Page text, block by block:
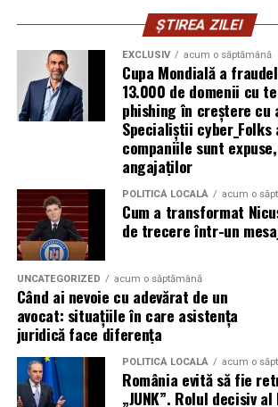
Ravenol VMP USVO 5W30 este utilizat
motoare diesel moderne.
Avantaje:
compatibilitate cu DPF;
protecție pentru turbocompresor;
reducerea depunerilor;
stabilitate la temperaturi ridicate;
protecție împotriva uzurii.
Aceste caracteristici îl recomandă
numeroase motoare diesel Euro 5 și Euro
Este potrivit pentru motoarele pe
Da.
participanților. Modelele ecologice sunt
pentru a oferi un nivel ridicat de
tradiționale.
Aceste toalete sunt echipate cu
corespunzătoare pentru a preveni
și pot include facilități suplimentare,
solară sau podele antiderapante. De
facilități ecologice sunt echipate cu
curățare și întreținere, astfel încât igiena
un nivel ridicat.
În plus, o toaletă ecologică este foarte
amplasat, ceea ce înseamnă că aceste
plasate strategic în locații convenabile
participanți, fără a afecta fluxul
Încurajarea comportamentului
participanților
ȘTIREA ZILEI
EXCLUSIV acum o săptămână
Cupa Mondială a
13.000 de domenii cu
phishing în creștere cu
Specialiștii cyber_Folks
companiile sunt
angajaților
POLITICĂ LOCALĂ acum o
Cum a transformat
de trecere într-un
UNCATEGORIZED acum o săptămână
Când ai nevoie cu adevărat de un
avocat: situațiile în care asistența
juridică face diferența
POLITICĂ LOCALĂ acum o
România evită să fie
„JUNK”. Rolul decisiv